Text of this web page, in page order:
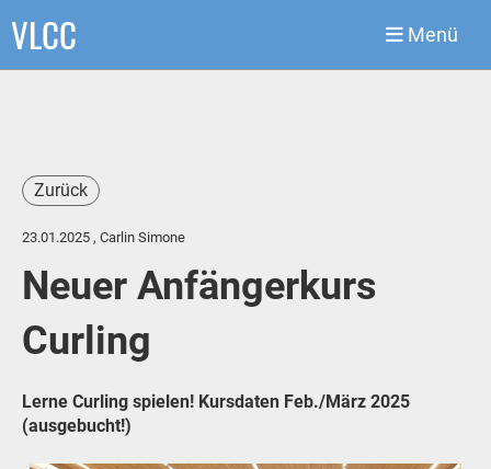
VLCC Menü
Zurück
23.01.2025 , Carlin Simone
Neuer Anfängerkurs
Curling
Lerne Curling spielen! Kursdaten Feb./März 2025
(ausgebucht!)